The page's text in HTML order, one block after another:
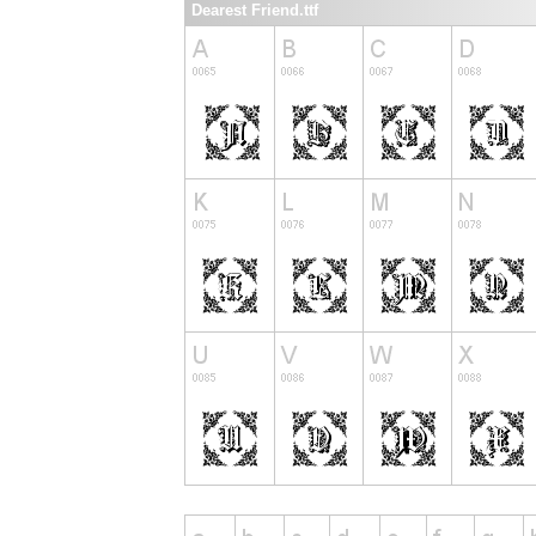
Dearest Friend.ttf